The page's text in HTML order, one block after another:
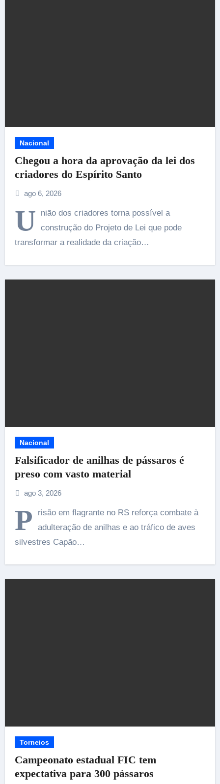
Nacional
Chegou a hora da aprovação da lei dos
criadores do Espírito Santo
ago 6, 2026
U
nião dos criadores torna possível a
construção do Projeto de Lei que pode
transformar a realidade da criação…
Nacional
Falsificador de anilhas de pássaros é
preso com vasto material
ago 3, 2026
P
risão em flagrante no RS reforça combate à
adulteração de anilhas e ao tráfico de aves
silvestres Capão…
Torneios
Campeonato estadual FIC tem
expectativa para 300 pássaros